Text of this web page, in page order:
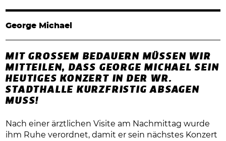
George Michael
MIT GROSSEM BEDAUERN MÜSSEN WIR M
ITTEILEN, DASS GEORGE MICHAEL SEIN H
EUTIGES KONZERT IN DER WR. S
TADTHALLE KURZFRISTIG ABSAGEN M
USS!
Nach einer ärztlichen Visite am Nachmittag wurde
ihm Ruhe verordnet, damit er sein nächstes Konzert